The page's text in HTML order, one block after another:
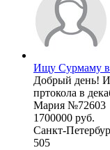
Ищу Сурмаму в
Добрый день!
пртокола в
Мария №72603
1700000 руб.
Санкт-
505